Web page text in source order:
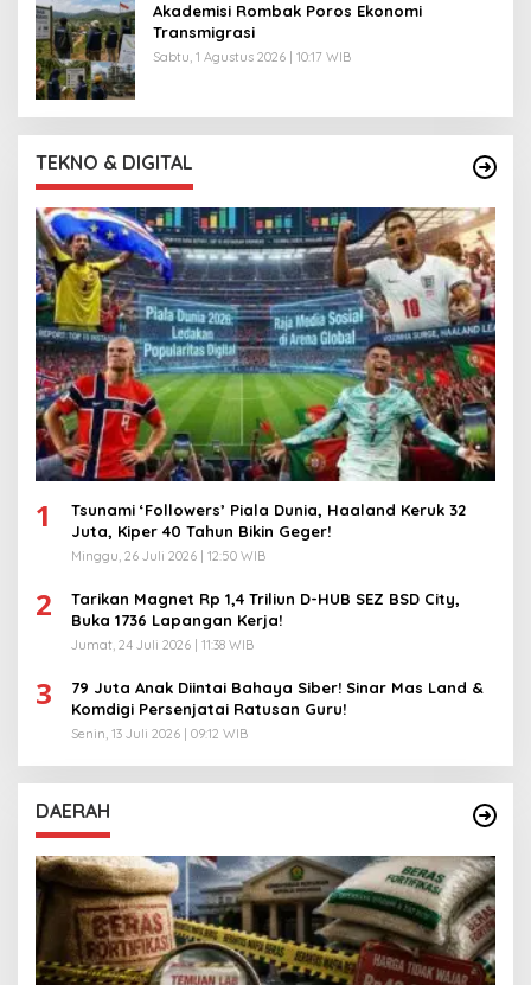
Akademisi Rombak Poros Ekonomi
Transmigrasi
Sabtu, 1 Agustus 2026 | 10:17 WIB
TEKNO & DIGITAL
1
Tsunami ‘Followers’ Piala Dunia, Haaland Keruk 32
Juta, Kiper 40 Tahun Bikin Geger!
Minggu, 26 Juli 2026 | 12:50 WIB
2
Tarikan Magnet Rp 1,4 Triliun D-HUB SEZ BSD City,
Buka 1736 Lapangan Kerja!
Jumat, 24 Juli 2026 | 11:38 WIB
3
79 Juta Anak Diintai Bahaya Siber! Sinar Mas Land &
Komdigi Persenjatai Ratusan Guru!
Senin, 13 Juli 2026 | 09:12 WIB
DAERAH